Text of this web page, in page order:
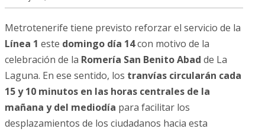
Metrotenerife tiene previsto reforzar el servicio de la
Línea 1 este domingo día 14con motivo de la
celebración de la Romería San Benito Abad de La
Laguna. En ese sentido, los tranvías circularán cada
15 y 10 minutos en las horas centrales de la
mañana y del mediodía para facilitar los
desplazamientos de los ciudadanos hacia esta